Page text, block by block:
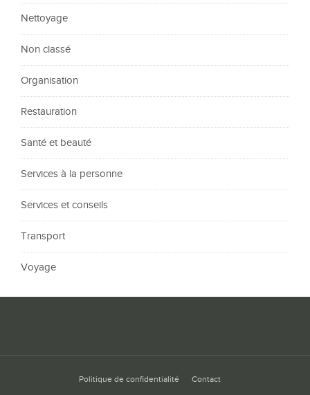
Nettoyage
Non classé
Organisation
Restauration
Santé et beauté
Services à la personne
Services et conseils
Transport
Voyage
Politique de confidentialité Contact